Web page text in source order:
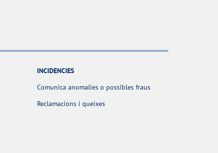
INCIDENCIES
Comunica anomalies o possibles fraus
Reclamacions i queixes